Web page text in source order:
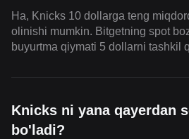
Ha, Knicks 10 dollarga teng
olinishi mumkin. Bitgetning spot
buyurtma qiymati 5 dollarni tashkil
Knicks ni yana qayerdan
bo'ladi?